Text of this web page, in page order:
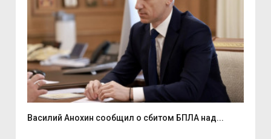
Василий Анохин сообщил о сбитом БПЛА над...